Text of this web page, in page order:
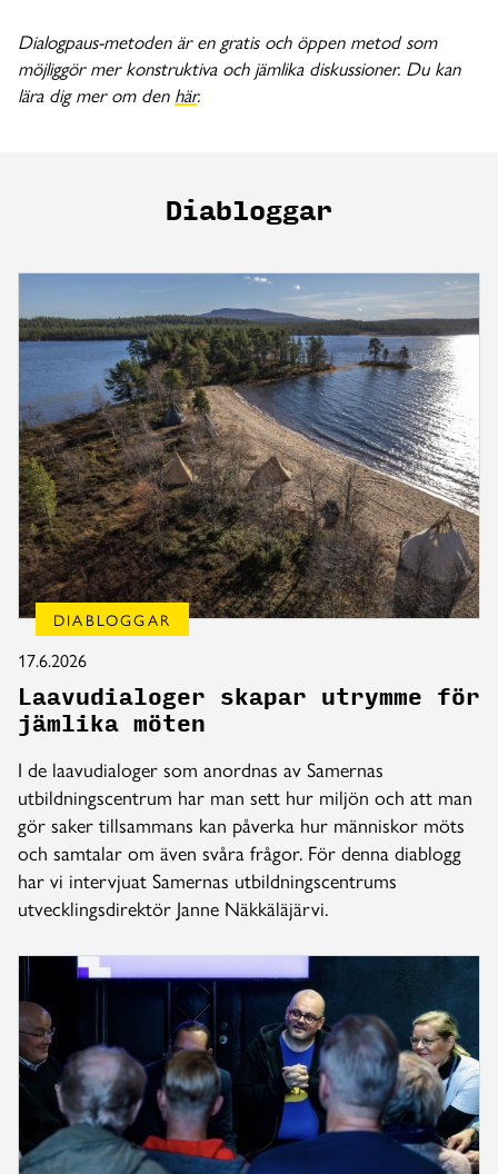
Dialogpaus-metoden är en gratis och öppen metod som
möjliggör mer konstruktiva och jämlika diskussioner. Du kan
lära dig mer om den här.
Diabloggar
DIABLOGGAR
17.6.2026
Laavudialoger skapar utrymme för
jämlika möten
I de laavudialoger som anordnas av Samernas
utbildningscentrum har man sett hur miljön och att man
gör saker tillsammans kan påverka hur människor möts
och samtalar om även svåra frågor. För denna diablogg
har vi intervjuat Samernas utbildningscentrums
utvecklingsdirektör Janne Näkkäläjärvi.